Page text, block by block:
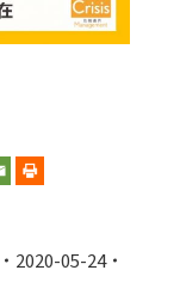
2020-05-24